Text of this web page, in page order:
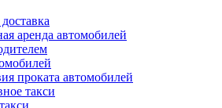
аренда автомобилей
проката автомобилей
такси